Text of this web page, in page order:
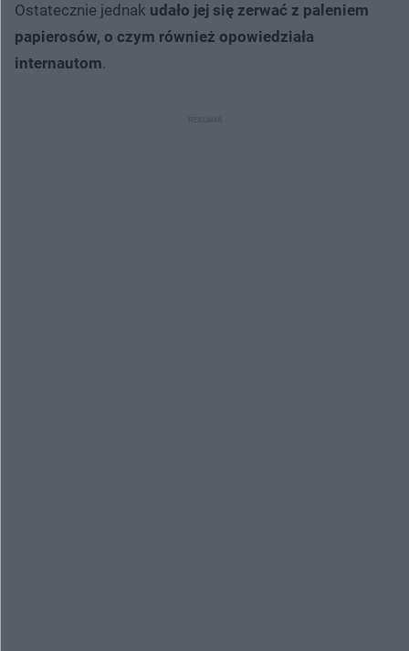
Ostatecznie jednak udało jej się zerwać z paleniem
papierosów, o czym również opowiedziała
internautom.